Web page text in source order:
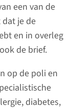
een van de
je de
en in overleg
de brief.
op de poli en
diabetes,
op